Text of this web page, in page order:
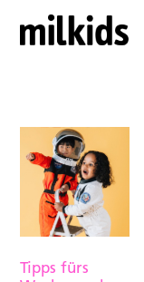
Tipps fürs